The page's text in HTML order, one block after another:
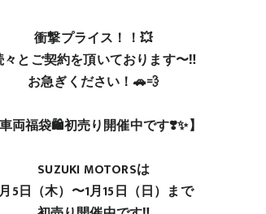
衝撃プライス！！💥
々とご契約を頂いております〜‼️
お急ぎください！🚗💨
車両福袋🛍️初売り開催中です❣️✨】
SUZUKI MOTORSは
5日（木）〜1月15日（日）まで